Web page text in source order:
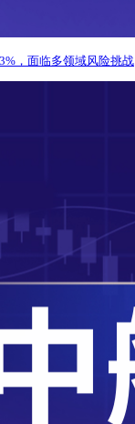
，面临多领域风险挑战